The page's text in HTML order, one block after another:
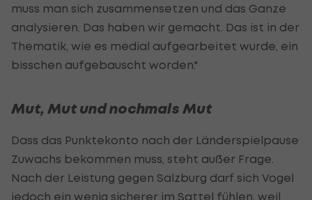
muss man sich zusammensetzen und das Ganze
analysieren. Das haben wir gemacht. Das ist in der
Thematik, wie es medial aufgearbeitet wurde, ein
bisschen aufgebauscht worden."
Mut, Mut und nochmals Mut
Dass das Punktekonto nach der Länderspielpause
Zuwachs bekommen muss, steht außer Frage.
Nach der Leistung gegen Salzburg darf sich Vogel
jedoch ein wenig sicherer im Sattel fühlen, weil